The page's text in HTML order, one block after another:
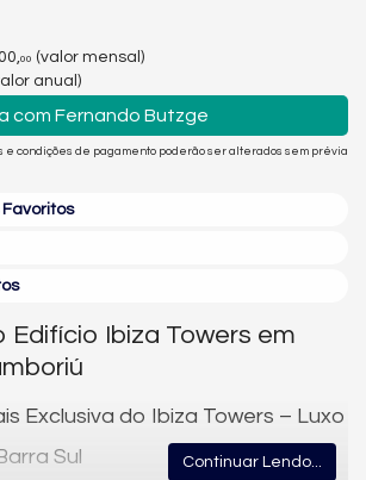
00 (valor mensal)
anual)
com Fernando Butzge
e condições de pagamento poderão ser alterados sem prévia
Edifício Ibiza Towers em
Exclusiva do Ibiza Towers – Luxo
Sul
Continuar Lendo...